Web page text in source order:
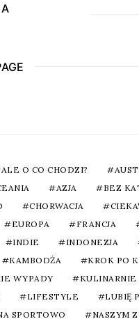
ALE O CO CHODZI?
AZJA
BEZ
CHORWACJA
EUROPA FRANCJA
INDIE INDONEZJA
KAMBODŻA
KROK PO
WYPADY
KULINARNIE
LIFESTYLE
LUBIĘ
SPORTOWO
NASZYM